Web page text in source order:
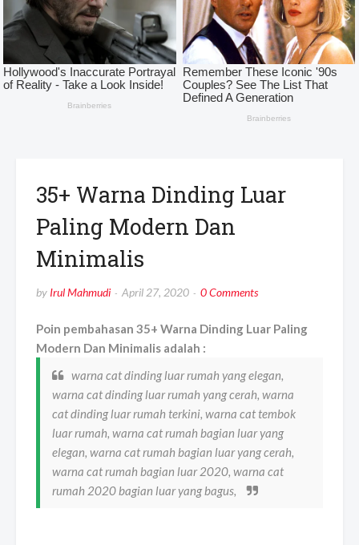
35+ Warna Dinding Luar
Paling Modern Dan
Minimalis
by Irul Mahmudi April 27, 2020 0 Comments
Poin pembahasan 35+ Warna Dinding Luar Paling
Modern Dan Minimalis adalah :
warna cat dinding luar rumah yang elegan,
warna cat dinding luar rumah yang cerah, warna
cat dinding luar rumah terkini, warna cat tembok
luar rumah, warna cat rumah bagian luar yang
elegan, warna cat rumah bagian luar yang cerah,
warna cat rumah bagian luar 2020, warna cat
rumah 2020 bagian luar yang bagus,